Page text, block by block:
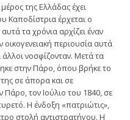
της Ελλάδας έχει
Καποδίστρια έρχεται ο
τα χρόνια αρχίζει έναν
περιουσία αυτά
νοσφίζονταν. Μετά τα
στην Πάρο, όπου βρήκε το
σε άπορα και σε
Πάρο, τον Ιούλιο του 1840, σε
Η ένδοξη «πατριώτις»,
στολή αντιστρατήγου. Η